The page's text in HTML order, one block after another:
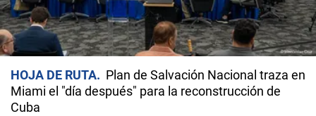
HOJA DE RUTA
Plan de Salvación Nacional traza en
Miami el "día después" para la reconstrucción de
Cuba